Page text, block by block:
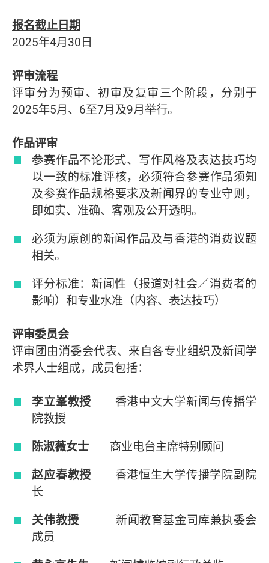
报名截止日期
2025年4月30日
评审流程
评审分为预审、初审及复审三个阶段，分别于
2025年5月、6至7月及9月举行。
作品评审
参赛作品不论形式、写作风格及表达技巧均
以一致的标准评核，必须符合参赛作品须知
及参赛作品规格要求及新闻界的专业守则，
即如实、准确、客观及公开透明。
必须为原创的新闻作品及与香港的消费议题
相关。
评分标准：新闻性（报道对社会／消费者的
影响）和专业水准（内容、表达技巧）
评审委员会
评审团由消委会代表、来自各专业组织及新闻学
术界人士组成，成员包括：
李立峯教授 香港中文大学新闻与传播学
院教授
陈淑薇女士 商业电台主席特别顾问
赵应春教授香港恒生大学传播学院副院
长
关伟教授
新闻教育基金司库兼执委会
成员